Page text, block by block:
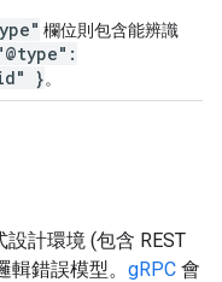
欄位則包含能辨識
id" }。
計環境 (包含 REST
錯誤模型。 gRPC 會